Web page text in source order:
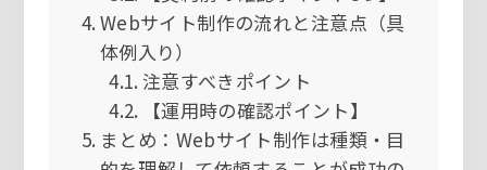
Webサイト制作の流れと注意点（具
体例入り）
注意すべきポイント
【運用時の確認ポイント】
まとめ：Webサイト制作は種類・目